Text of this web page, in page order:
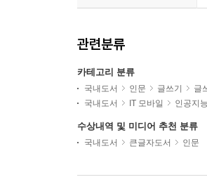
관련분류
카테고리 분류
국내도서 인문 글쓰기
글
국내도서
IT 모바일 인공지능
수상내역 및 미디어 추천 분류
국내도서 큰글자도서 인문